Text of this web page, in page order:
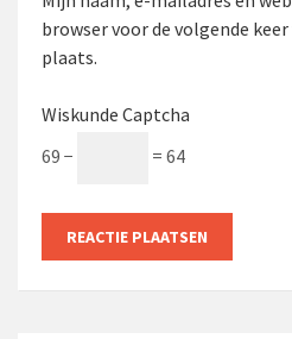
browser voor de volgende
plaats.
Wiskunde Captcha
69 −
= 64